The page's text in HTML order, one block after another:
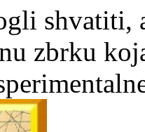
shvatiti,
zbrku